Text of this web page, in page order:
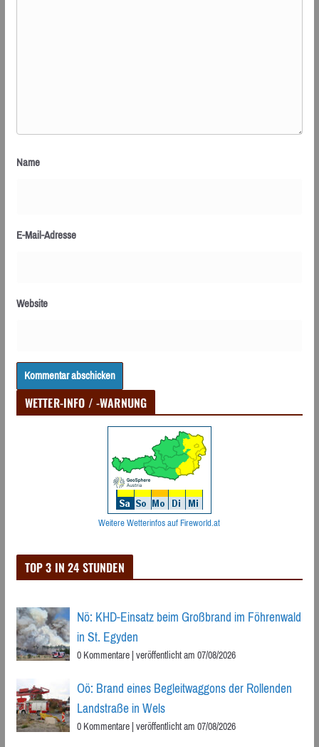
Name
E-Mail-Adresse
Website
WETTER-INFO / -WARNUNG
Weitere Wetterinfos auf Fireworld.at
TOP 3 IN 24 STUNDEN
Nö: KHD-Einsatz beim Großbrand im Föhrenwald
in St. Egyden
0 Kommentare|veröffentlicht am 07/08/2026
Oö: Brand eines Begleitwaggons der Rollenden
Landstraße in Wels
0 Kommentare|veröffentlicht am 07/08/2026